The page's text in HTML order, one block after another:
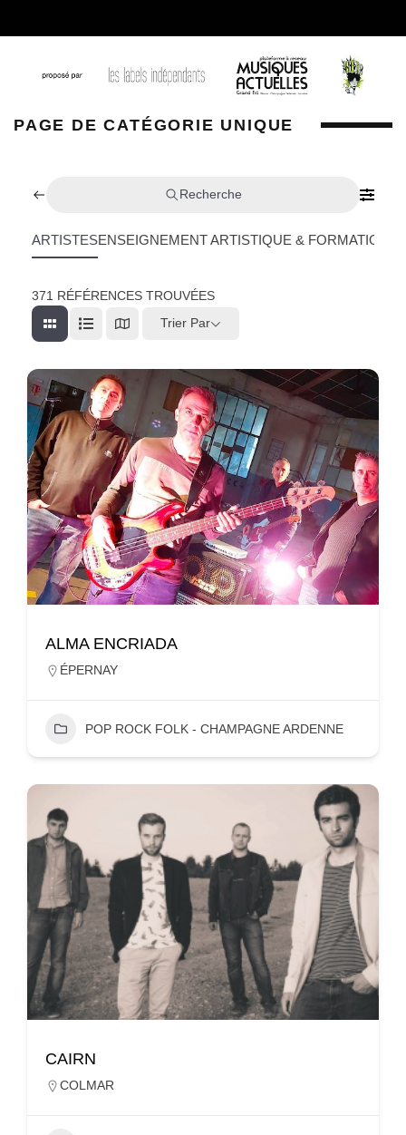
PAGE DE CATÉGORIE UNIQUE
Recherche
ARTISTESENSEIGNEMENT ARTISTIQUE & FORMATION
371 RÉFÉRENCES TROUVÉES
Trier Par
ALMA ENCRIADA
ÉPERNAY
POP ROCK FOLK - CHAMPAGNE ARDENNE
CAIRN
COLMAR